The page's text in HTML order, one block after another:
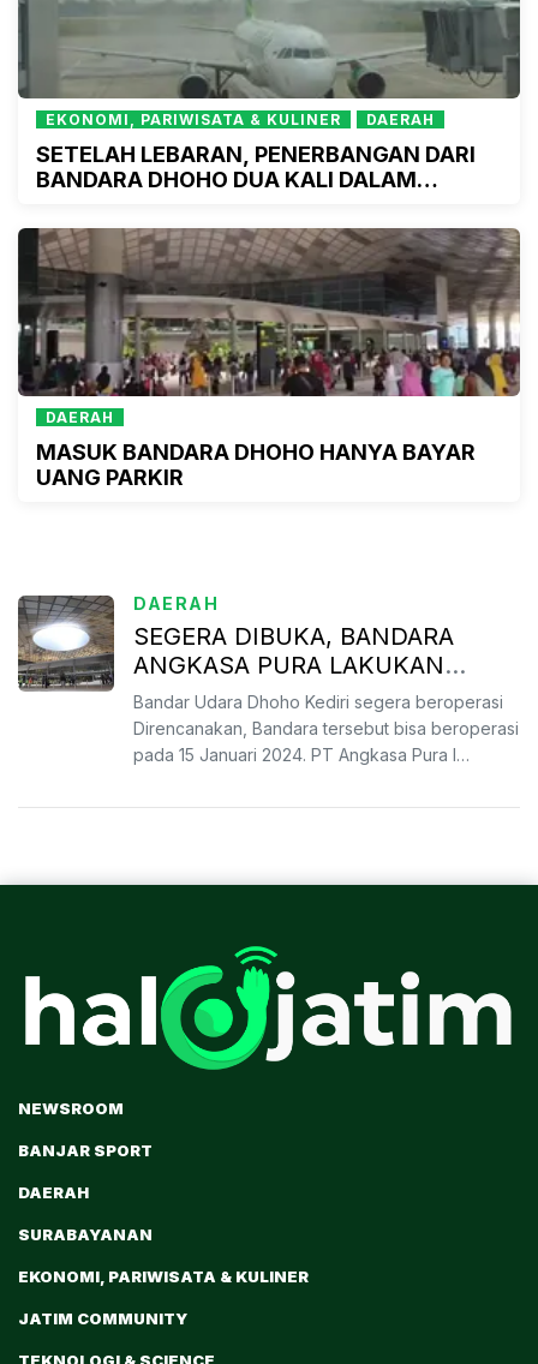
EKONOMI, PARIWISATA & KULINER DAERAH
SETELAH LEBARAN, PENERBANGAN DARI
BANDARA DHOHO DUA KALI DALAM
DAERAH
MASUK BANDARA DHOHO HANYA BAYAR
UANG PARKIR
DAERAH
SEGERA DIBUKA, BANDARA
ANGKASA PURA LAKUKAN
SIMULASI
Bandar Udara Dhoho Kediri segera beroperasi
Direncanakan, Bandara tersebut bisa beroperasi
pada 15 Januari 2024. PT Angkasa Pura I
NEWSROOM
BANJAR SPORT
DAERAH
SURABAYANAN
EKONOMI, PARIWISATA & KULINER
JATIM COMMUNITY